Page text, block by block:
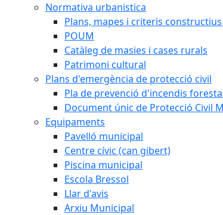
Normativa urbanistica
Plans, mapes i criteris
POUM
Catàleg de masies i cases rurals
Patrimoni cultural
Plans d'emergència de protecció civil
Pla de prevenció d'incendis
Document únic de Protecció Civil
Equipaments
Pavelló municipal
Centre cívic (can gibert)
Piscina municipal
Escola Bressol
Llar d'avis
Arxiu Municipal